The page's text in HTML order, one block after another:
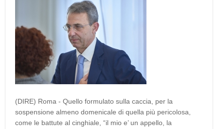
(DIRE) Roma - Quello formulato sulla caccia, per la
sospensione almeno domenicale di quella più pericolosa,
come le battute al cinghiale, “il mio e’ un appello, la